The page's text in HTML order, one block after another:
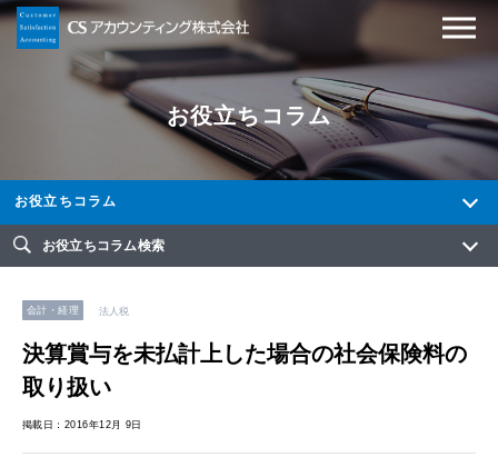
お役立ちコラム
お役立ちコラム
お役立ちコラム検索
会計・経理 法人税
決算賞与を未払計上した場合の社会保険料の
取り扱い
掲載日：2016年12月 9日